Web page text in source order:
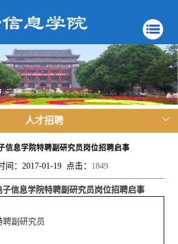
人才招聘
信息学院特聘副研究员岗位招聘启事
间：2017-01-19 点击： 1849
子信息学院特聘副研究员岗位招聘启事
聘副研究员